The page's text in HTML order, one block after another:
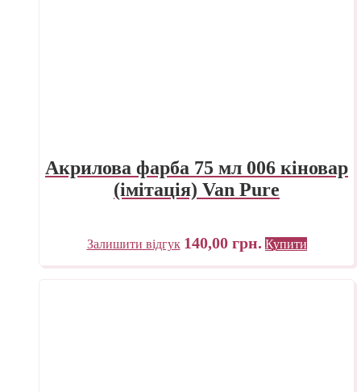
Акрилова фарба 75 мл 006 кіновар
(імітація) Van Pure
Залишити відгук 140,00 грн. Купити